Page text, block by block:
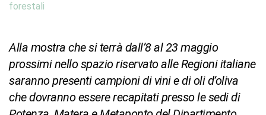
forestali
Alla mostra che si terrà dall’8 al 23 maggio
prossimi nello spazio riservato alle Regioni italiane
saranno presenti campioni di vini e di oli d’oliva
che dovranno essere recapitati presso le sedi di